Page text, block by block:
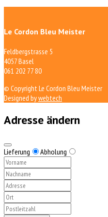
Le Cordon Bleu Meister
Feldbergstrasse 5
4057 Basel
061 202 77 80
© Copyright Le Cordon Bleu Meister
Designed bywebtech
Adresse ändern
Lieferung Abholung